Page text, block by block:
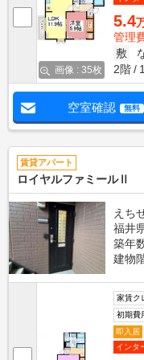
画像 : 35枚
5.4
管理
敷
2階
空室確認 無料
賃貸アパート
ロイヤルファミールⅡ
えち
福井
築年
建物
家賃ク
初期費
即入居
インタ